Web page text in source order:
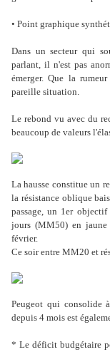
• Point graphique
Dans un secteur qui
parlant, il n'est pas
émerger. Que la
pareille situation.
Le rebond vu avec du
beaucoup de valeurs
La hausse constitue un
la résistance oblique
passage, un 1er
jours (MM50) en
février.
Ce soir entre MM20 et
Peugeot qui consolide
depuis 4 mois est
* Le déficit budgétaire